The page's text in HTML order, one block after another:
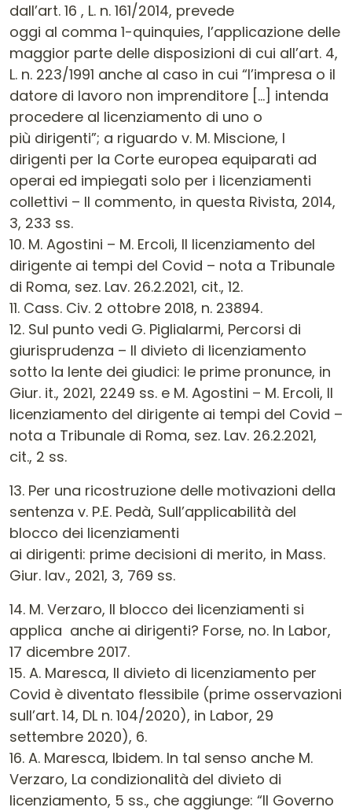
dall’art. 16 , L. n. 161/2014, prevede
oggi al comma 1-quinquies, l’applicazione delle
maggior parte delle disposizioni di cui all’art. 4,
L. n. 223/1991 anche al caso in cui “l’impresa o il
datore di lavoro non imprenditore […] intenda
procedere al licenziamento di uno o
più dirigenti”; a riguardo v. M. Miscione, I
dirigenti per la Corte europea equiparati ad
operai ed impiegati solo per i licenziamenti
collettivi – Il commento, in questa Rivista, 2014,
3, 233 ss.
10. M. Agostini – M. Ercoli, Il licenziamento del
dirigente ai tempi del Covid – nota a Tribunale
di Roma, sez. Lav. 26.2.2021, cit., 12.
11. Cass. Civ. 2 ottobre 2018, n. 23894.
12. Sul punto vedi G. Piglialarmi, Percorsi di
giurisprudenza – Il divieto di licenziamento
sotto la lente dei giudici: le prime pronunce, in
Giur. it., 2021, 2249 ss. e M. Agostini – M. Ercoli, Il
licenziamento del dirigente ai tempi del Covid –
nota a Tribunale di Roma, sez. Lav. 26.2.2021,
cit., 2 ss.
13. Per una ricostruzione delle motivazioni della
sentenza v. P.E. Pedà, Sull’applicabilità del
blocco dei licenziamenti
ai dirigenti: prime decisioni di merito, in Mass.
Giur. lav., 2021, 3, 769 ss.
14. M. Verzaro, Il blocco dei licenziamenti si
applica anche ai dirigenti? Forse, no. In Labor,
17 dicembre 2017.
15. A. Maresca, Il divieto di licenziamento per
Covid è diventato flessibile (prime osservazioni
sull’art. 14, DL n. 104/2020), in Labor, 29
settembre 2020), 6.
16. A. Maresca, Ibidem. In tal senso anche M.
Verzaro, La condizionalità del divieto di
licenziamento, 5 ss., che aggiunge: “Il Governo